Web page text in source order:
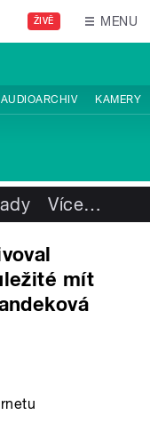
ŽIVĚ MENU
AUDIOARCHIV KAMERY
Více…
mít